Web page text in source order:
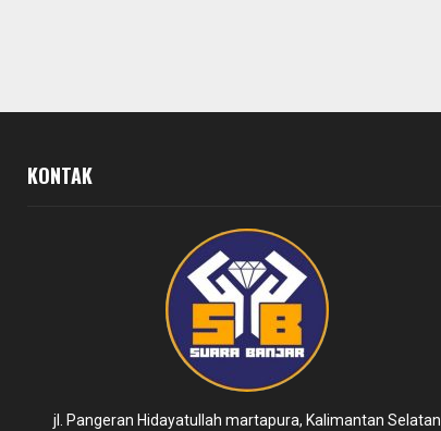
KONTAK
jl. Pangeran Hidayatullah martapura, Kalimantan Selatan